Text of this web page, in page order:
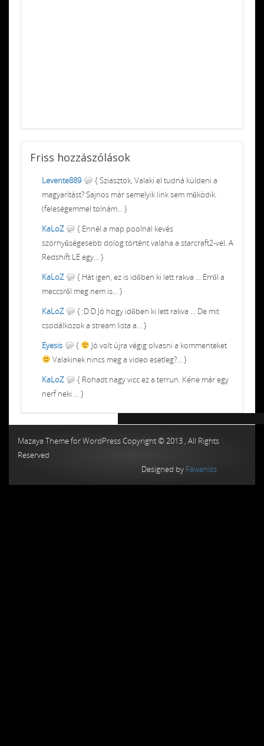
Friss hozzászólások
Levente889
{ Sziasztok, Valaki el tudná küldeni a
magyarítást? Sajnos már semelyik link sem működik.
(feleségemmel tolnám... }
KaLoZ
{ Ennél a map poolnál kevés
szörnyűségesebb dolog történt valaha a starcraft2-vel. A
Redshift LE egy... }
KaLoZ
{ Hát igen, ez is időben ki lett rakva ... Erről a
meccsről meg nem is... }
KaLoZ
{ :D:D Jó hogy időben ki lett rakva ... De mit
csodálkozok a stream lista a... }
Eyesis
{
Jó volt újra végig olvasni a kommenteket
Valakinek nincs meg a video esetleg?... }
KaLoZ
{ Rohadt nagy vicc ez a terrun. Kéne már egy
nerf neki ... }
Mazaya Theme for WordPress Copyright © 2013 , All Rights
Reserved
Designed by Fawaniss